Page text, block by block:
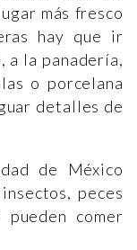
más fresco
hay que ir
a la panadería,
o porcelana
detalles de
de México
peces
comer